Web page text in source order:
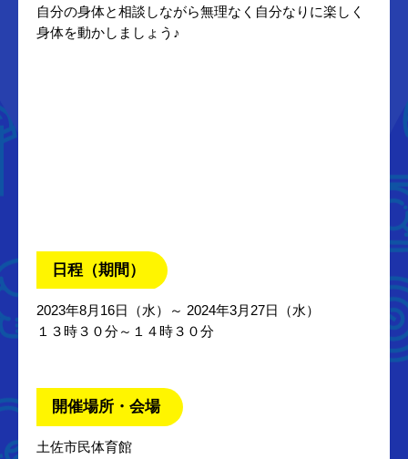
自分の身体と相談しながら無理なく自分なりに楽しく
身体を動かしましょう♪
日程（期間）
2023年8月16日（水）～ 2024年3月27日（水）
１３時３０分～１４時３０分
開催場所・会場
土佐市民体育館